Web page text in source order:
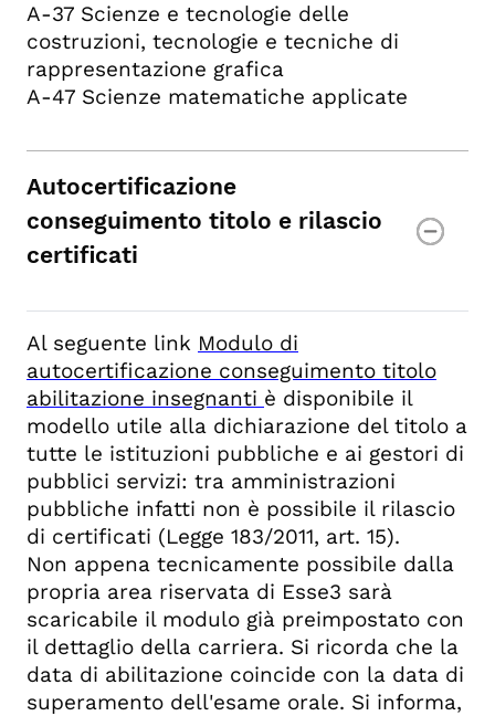
A-37 Scienze e tecnologie delle
costruzioni, tecnologie e tecniche di
rappresentazione grafica
A-47 Scienze matematiche applicate
Autocertificazione
conseguimento titolo e rilascio
certificati
Al seguente link Modulo di
autocertificazione conseguimento titolo
abilitazione insegnanti è disponibile il
modello utile alla dichiarazione del titolo a
tutte le istituzioni pubbliche e ai gestori di
pubblici servizi: tra amministrazioni
pubbliche infatti non è possibile il rilascio
di certificati (Legge 183/2011, art. 15).
Non appena tecnicamente possibile dalla
propria area riservata di Esse3 sarà
scaricabile il modulo già preimpostato con
il dettaglio della carriera. Si ricorda che la
data di abilitazione coincide con la data di
superamento dell'esame orale. Si informa,